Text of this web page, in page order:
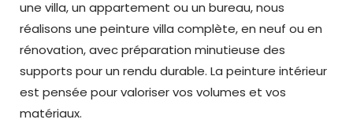
une villa, un appartement ou un bureau, nous
réalisons une peinture villa complète, en neuf ou en
rénovation, avec préparation minutieuse des
supports pour un rendu durable. La peinture intérieur
est pensée pour valoriser vos volumes et vos
matériaux.